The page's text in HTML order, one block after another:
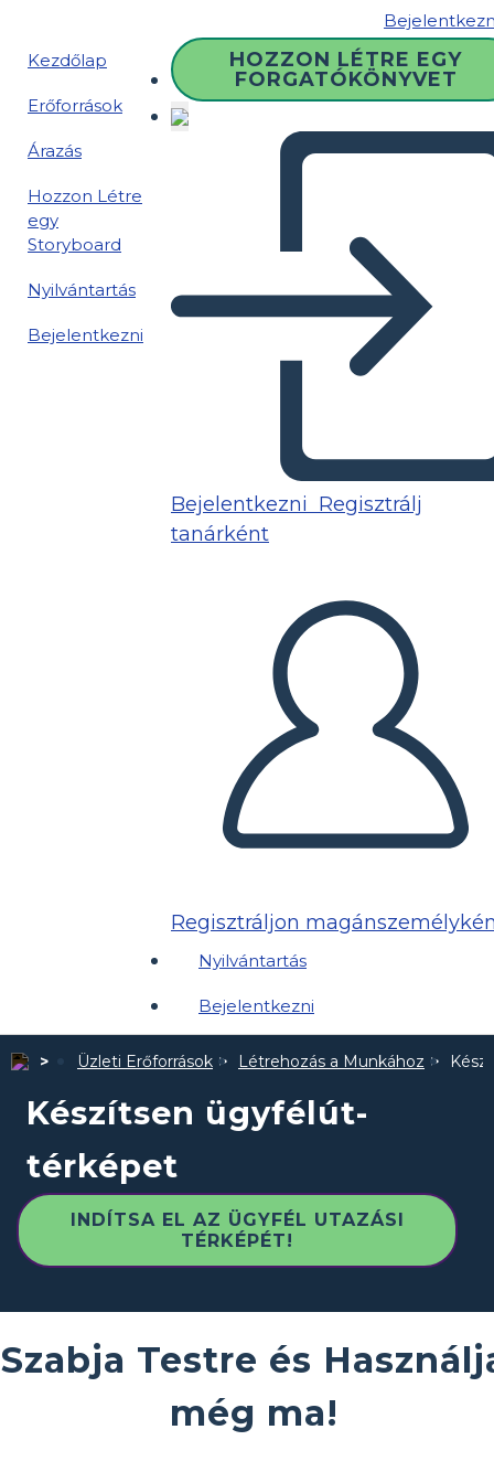
Kezdőlap
Erőforrások
Árazás
Hozzon Létre
egy
Storyboard
Nyilvántartás
Bejelentkezni
HOZZON LÉTRE EGY
FORGATÓKÖNYVET
Bejelentkezni Regisztrálj
tanárként
Regisztráljon
Nyilvántartás
Bejelentkezni
Üzleti Erőforrások Létrehozás a Munkához
Készítsen ügyfélút-
térképet
INDÍTSA EL AZ ÜGYFÉL UTAZÁSI
TÉRKÉPÉT!
Szabja Testre és
még ma!